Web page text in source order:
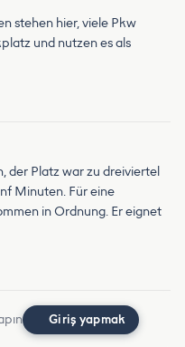
stehen hier, viele Pkw
und nutzen es als
der Platz war zu dreiviertel
Minuten. Für eine
in Ordnung. Er eignet
Giriş yapmak